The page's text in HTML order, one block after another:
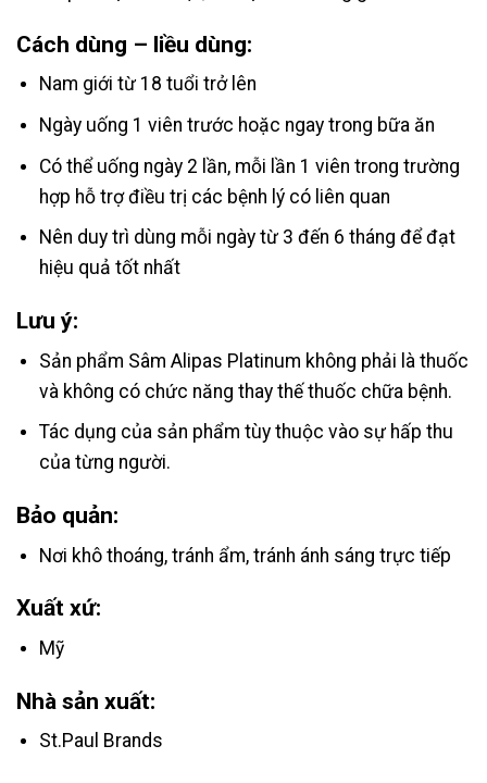
Cách dùng – liều dùng:
Nam giới từ 18 tuổi trở lên
Ngày uống 1 viên trước hoặc ngay trong bữa ăn
Có thể uống ngày 2 lần, mỗi lần 1 viên trong trường
hợp hỗ trợ điều trị các bệnh lý có liên quan
Nên duy trì dùng mỗi ngày từ 3 đến 6 tháng để đạt
hiệu quả tốt nhất
Lưu ý:
Sản phẩm Sâm Alipas Platinum không phải là thuốc
và không có chức năng thay thế thuốc chữa bệnh.
Tác dụng của sản phẩm tùy thuộc vào sự hấp thu
của từng người.
Bảo quản:
Nơi khô thoáng, tránh ẩm, tránh ánh sáng trực tiếp
Xuất xứ:
Mỹ
Nhà sản xuất:
St.Paul Brands